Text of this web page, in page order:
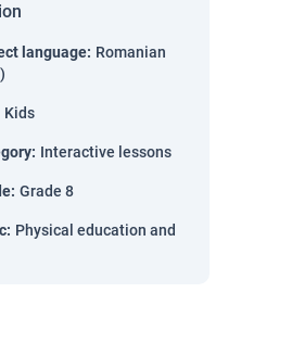
language: Romanian
Kids
: Interactive lessons
: Grade 8
: Physical education and